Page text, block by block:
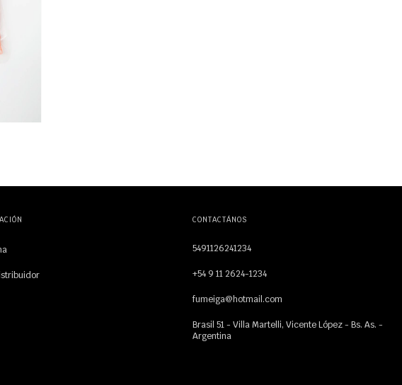
CONTACTÁNOS
5491126241234
+54 9 11 2624-1234
fumeiga@hotmail.com
Brasil 51 - Villa Martelli, Vicente López - Bs. As. -
Argentina